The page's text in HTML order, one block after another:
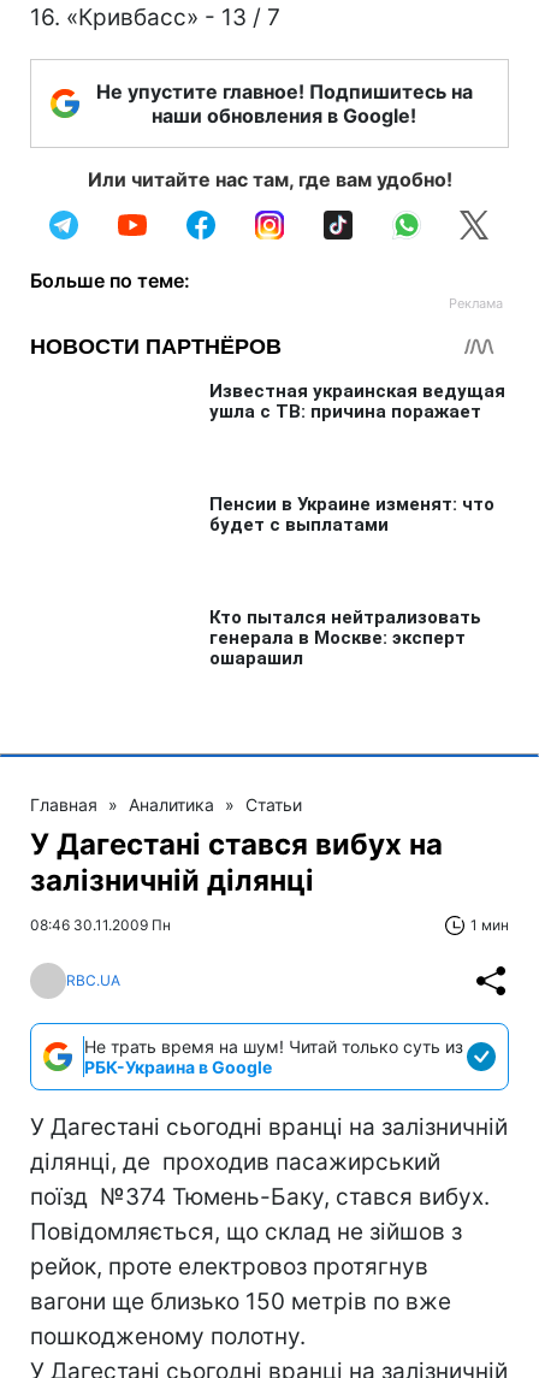
16. «Кривбасс» - 13 / 7
Не упустите главное! Подпишитесь на
наши обновления в Google!
Или читайте нас там, где вам удобно!
Больше по теме:
Главная » Аналитика » Статьи
У Дагестані стався вибух на
залізничній ділянці
08:46 30.11.2009 Пн 1 мин
RBC.UA
Не трать время на шум! Читай только суть из
РБК-Украина в Google
У Дагестані сьогодні вранці на залізничній
ділянці, де проходив пасажирський
поїзд №374 Тюмень-Баку, стався вибух.
Повідомляється, що склад не зійшов з
рейок, проте електровоз протягнув
вагони ще близько 150 метрів по вже
пошкодженому полотну.
У Дагестані сьогодні вранці на залізничній